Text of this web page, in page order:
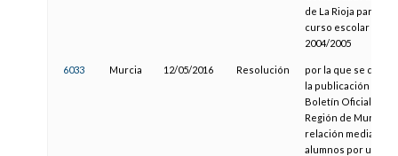
de La Rioja para el
curso escolar
2004/2005
6033 Murcia 12/05/2016 Resolución
por la que se
la publicación en el
Boletín Oficial de la
Región de Murcia
relación media de
alumnos por unidad